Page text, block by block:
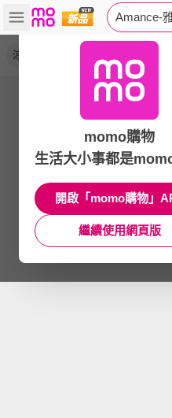
Amance-
涼蓆
momo購物
生活大小事都是
開啟「momo購物」
繼續使用網頁版